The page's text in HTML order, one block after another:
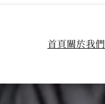
首頁關於我們